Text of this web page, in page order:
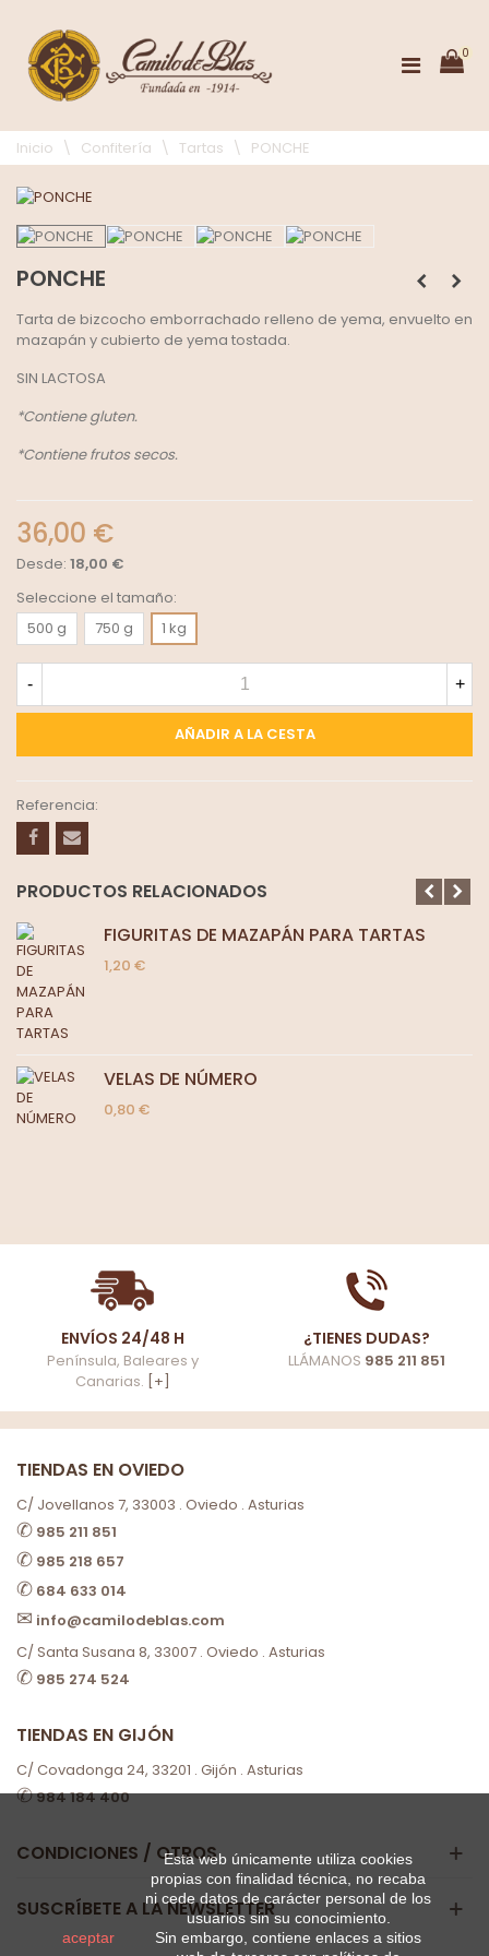
0
Inicio \ Confitería \ Tartas \ PONCHE
PONCHE
Tarta de bizcocho emborrachado relleno de yema, envuelto en
mazapán y cubierto de yema tostada.
SIN LACTOSA
*Contiene gluten.
*Contiene frutos secos.
36,00 €
Desde: 18,00 €
Seleccione el tamaño:
500 g
750 g 1 kg
- +
AÑADIR A LA CESTA
Referencia:
PRODUCTOS RELACIONADOS
FIGURITAS DE MAZAPÁN PARA TARTAS
1,20 €
VELAS DE NÚMERO
0,80 €
ENVÍOS 24/48 H
Península, Baleares y
Canarias. [+]
¿TIENES DUDAS?
LLÁMANOS 985 211 851
aceptar
Esta web únicamente utiliza cookies
propias con finalidad técnica, no recaba
ni cede datos de carácter personal de los
usuarios sin su conocimiento.
Sin embargo, contiene enlaces a sitios
TIENDAS EN OVIEDO
C/ Jovellanos 7, 33003 . Oviedo . Asturias
✆ 985 211 851
✆ 985 218 657
✆ 684 633 014
✉ info@camilodeblas.com
C/ Santa Susana 8, 33007 . Oviedo . Asturias
✆ 985 274 524
TIENDAS EN GIJÓN
C/ Covadonga 24, 33201 . Gijón . Asturias
✆984 184 400
CONDICIONES / OTROS
SUSCRÍBETE A LA NEWSLETTER